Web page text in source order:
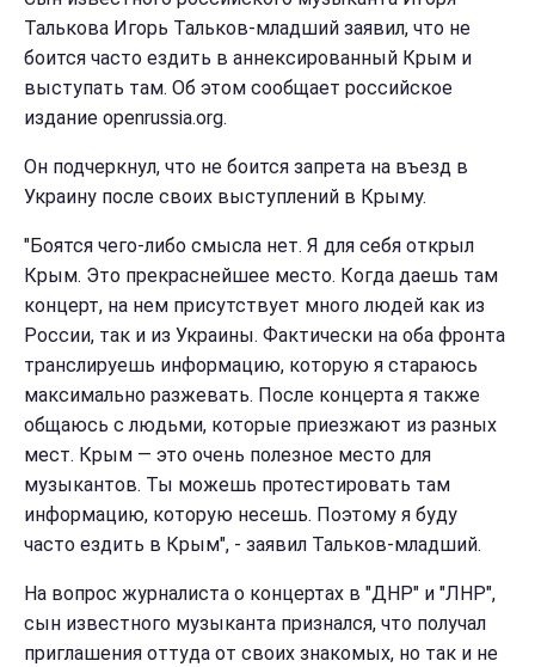
Талькова Игорь Тальков-младший заявил, что не
боится часто ездить в аннексированный Крым и
выступать там. Об этом сообщает российское
издание openrussia.org.
Он подчеркнул, что не боится запрета на въезд в
Украину после своих выступлений в Крыму.
"Боятся чего-либо смысла нет. Я для себя открыл
Крым. Это прекраснейшее место. Когда даешь там
концерт, на нем присутствует много людей как из
России, так и из Украины. Фактически на оба фронта
транслируешь информацию, которую я стараюсь
максимально разжевать. После концерта я также
общаюсь с людьми, которые приезжают из разных
мест. Крым — это очень полезное место для
музыкантов. Ты можешь протестировать там
информацию, которую несешь. Поэтому я буду
часто ездить в Крым", - заявил Тальков-младший.
На вопрос журналиста о концертах в "ДНР" и "ЛНР",
сын известного музыканта признался, что получал
приглашения оттуда от своих знакомых, но так и не